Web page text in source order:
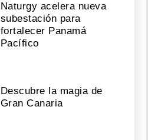
Naturgy acelera nueva
subestación para
fortalecer Panamá
Pacífico
Descubre la magia de
Gran Canaria